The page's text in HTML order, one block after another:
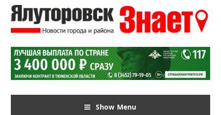
Show Menu